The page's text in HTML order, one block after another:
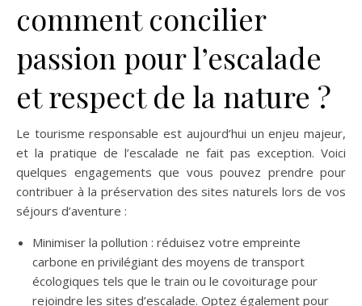
comment concilier
passion pour l’escalade
et respect de la nature ?
Le tourisme responsable est aujourd’hui un enjeu majeur,
et la pratique de l’escalade ne fait pas exception. Voici
quelques engagements que vous pouvez prendre pour
contribuer à la préservation des sites naturels lors de vos
séjours d’aventure :
Minimiser la pollution : réduisez votre empreinte
carbone en privilégiant des moyens de transport
écologiques tels que le train ou le covoiturage pour
rejoindre les sites d’escalade. Optez également pour